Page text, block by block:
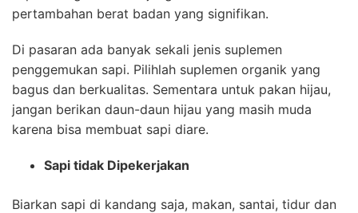
pertambahan berat badan yang signifikan.
Di pasaran ada banyak sekali jenis suplemen
penggemukan sapi. Pilihlah suplemen organik yang
bagus dan berkualitas. Sementara untuk pakan hijau,
jangan berikan daun-daun hijau yang masih muda
karena bisa membuat sapi diare.
Sapi tidak Dipekerjakan
Biarkan sapi di kandang saja, makan, santai, tidur dan